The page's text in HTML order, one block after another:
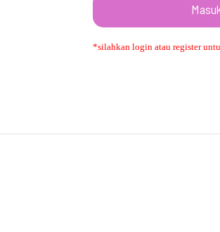
*silahkan login atau register